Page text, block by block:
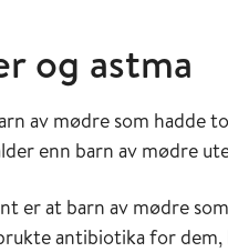
og astma
av mødre som hadde
enn barn av mødre
er at barn av mødre
antibiotika for